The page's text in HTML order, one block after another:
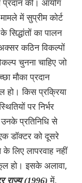
की। आयोग
मामले में सुप्रीम कोर्ट
सिद्धांतों का पालन
कठिन विकल्पों
चुनना चाहिए जो
मौका प्रदान
हो। किस प्रक्रिया
पर निर्भर
प्रतिनिधि से
डॉक्टर को दूसरे
के लिए लापरवाह नहीं
हो। इसके अलावा,
राज्य (1996) में,